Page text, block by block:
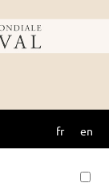
fr en